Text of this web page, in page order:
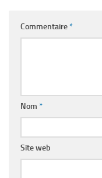
Commentaire*
Nom *
Site web